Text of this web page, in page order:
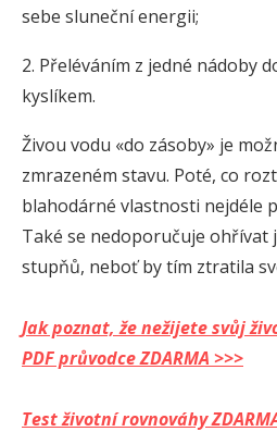
sebe sluneční energii;
2. Přeléváním z jedné nádoby
kyslíkem.
Živou vodu «do zásoby» je
zmrazeném stavu. Poté, co
blahodárné vlastnosti nejdéle
Také se nedoporučuje ohřívat
stupňů, neboť by tím ztratila
Jak poznat, že nežijete svůj
PDF průvodce ZDARMA >>>
Test životní rovnováhy